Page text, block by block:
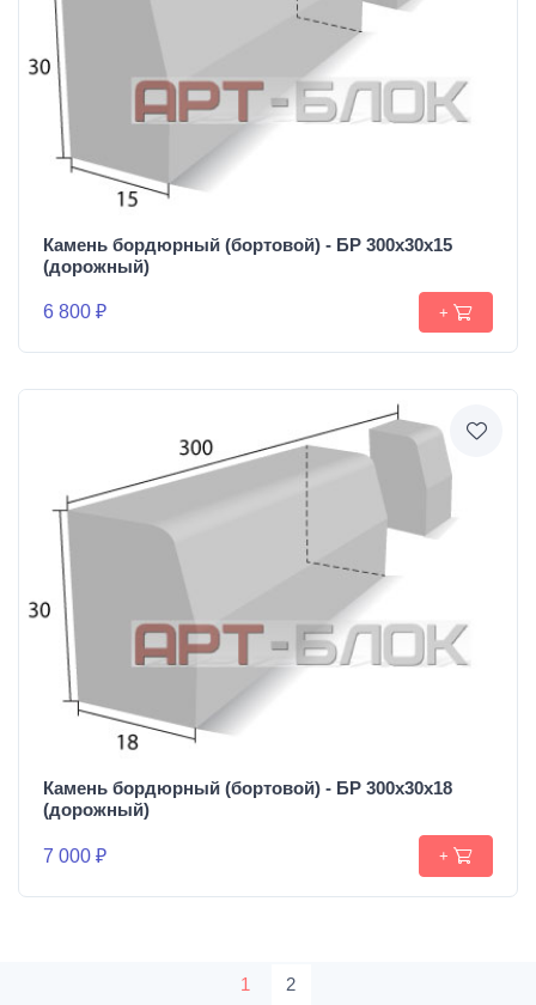
Камень бордюрный (бортовой) - БР 300х30х15
(дорожный)
6 800 ₽ +
Камень бордюрный (бортовой) - БР 300х30х18
(дорожный)
7 000 ₽ +
1 2